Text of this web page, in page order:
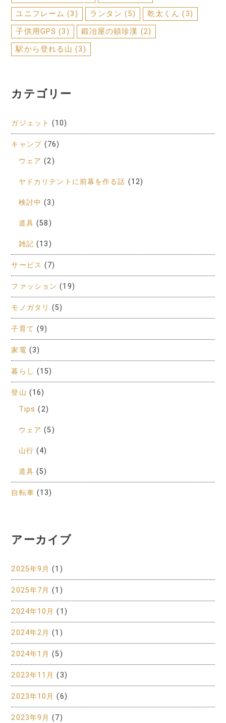
ユニフレーム (3) ランタン (5) 乾太くん (3)
子供用GPS (3) 鍛冶屋の頓珍漢 (2)
駅から登れる山 (3)
カテゴリー
ガジェット (10)
キャンプ(76)
ウェア (2)
ヤドカリテントに前幕を作る話 (12)
検討中 (3)
道具 (58)
雑記 (13)
サービス (7)
ファッション (19)
モノガタリ (5)
子育て (9)
家電 (3)
暮らし (15)
登山 (16)
Tips (2)
ウェア (5)
山行 (4)
道具 (5)
自転車 (13)
アーカイブ
2025年9月 (1)
2025年7月 (1)
2024年10月 (1)
2024年2月 (1)
2024年1月 (5)
2023年11月 (3)
2023年10月 (6)
2023年9月 (7)